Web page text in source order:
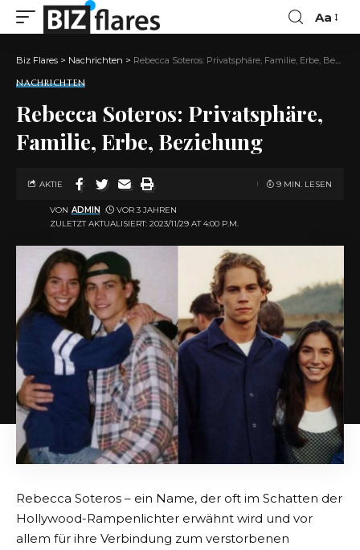
Aa
Biz Flares > Nachrichten > Rebecca Soteros: Privatsphäre, Familie, Erbe, Beziehung
NACHRICHTEN
Rebecca Soteros: Privatsphäre,
Familie, Erbe, Beziehung
ZULETZT AKTUALISIERT: 2023/11/29 AT 4:00 P.M.
VON ADMIN VOR 3 JAHREN
AKTIE 9 MIN. LESEN
Rebecca Soteros – ein Name, der oft im Schatten der
Hollywood-Rampenlichter erwähnt wird und vor
allem für ihre Verbindung zum verstorbenen